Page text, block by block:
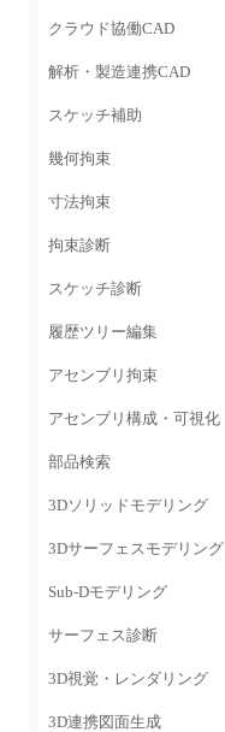
クラウド協働CAD
解析・製造連携CAD
スケッチ補助
幾何拘束
寸法拘束
拘束診断
スケッチ診断
履歴ツリー編集
アセンブリ拘束
アセンブリ構成・可視化
部品検索
3Dソリッドモデリング
3Dサーフェスモデリング
Sub-Dモデリング
サーフェス診断
3D視覚・レンダリング
3D連携図面生成